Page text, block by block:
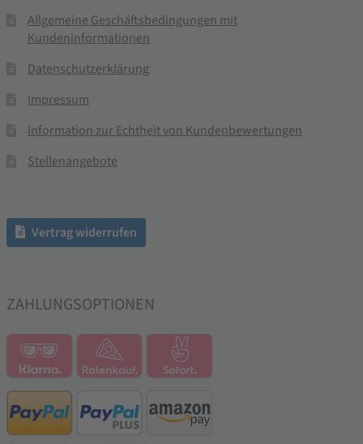
Allgemeine Geschäftsbedingungen mit
Kundeninformationen
Datenschutzerklärung
Impressum
Information zur Echtheit von Kundenbewertungen
Stellenangebote
Vertrag widerrufen
ZAHLUNGSOPTIONEN